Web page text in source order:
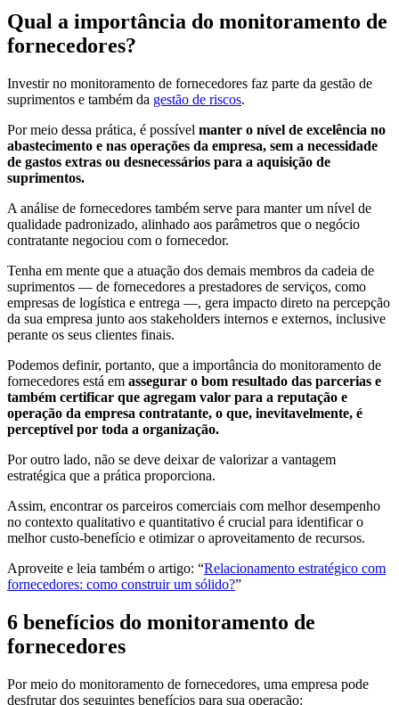
Qual a importância do monitoramento de
fornecedores?
Investir no monitoramento de fornecedores faz parte da gestão de
suprimentos e também da gestão de riscos.
Por meio dessa prática, é possível manter o nível de excelência no
abastecimento e nas operações da empresa, sem a necessidade
de gastos extras ou desnecessários para a aquisição de
suprimentos.
A análise de fornecedores também serve para manter um nível de
qualidade padronizado, alinhado aos parâmetros que o negócio
contratante negociou com o fornecedor.
Tenha em mente que a atuação dos demais membros da cadeia de
suprimentos — de fornecedores a prestadores de serviços, como
empresas de logística e entrega —, gera impacto direto na percepção
da sua empresa junto aos stakeholders internos e externos, inclusive
perante os seus clientes finais.
Podemos definir, portanto, que a importância do monitoramento de
fornecedores está em assegurar o bom resultado das parcerias e
também certificar que agregam valor para a reputação e
operação da empresa contratante, o que, inevitavelmente, é
perceptível por toda a organização.
Por outro lado, não se deve deixar de valorizar a vantagem
estratégica que a prática proporciona.
Assim, encontrar os parceiros comerciais com melhor desempenho
no contexto qualitativo e quantitativo é crucial para identificar o
melhor custo-benefício e otimizar o aproveitamento de recursos.
Aproveite e leia também o artigo: “Relacionamento estratégico com
fornecedores: como construir um sólido?”
6 benefícios do monitoramento de
fornecedores
Por meio do monitoramento de fornecedores, uma empresa pode
desfrutar dos seguintes benefícios para sua operação: